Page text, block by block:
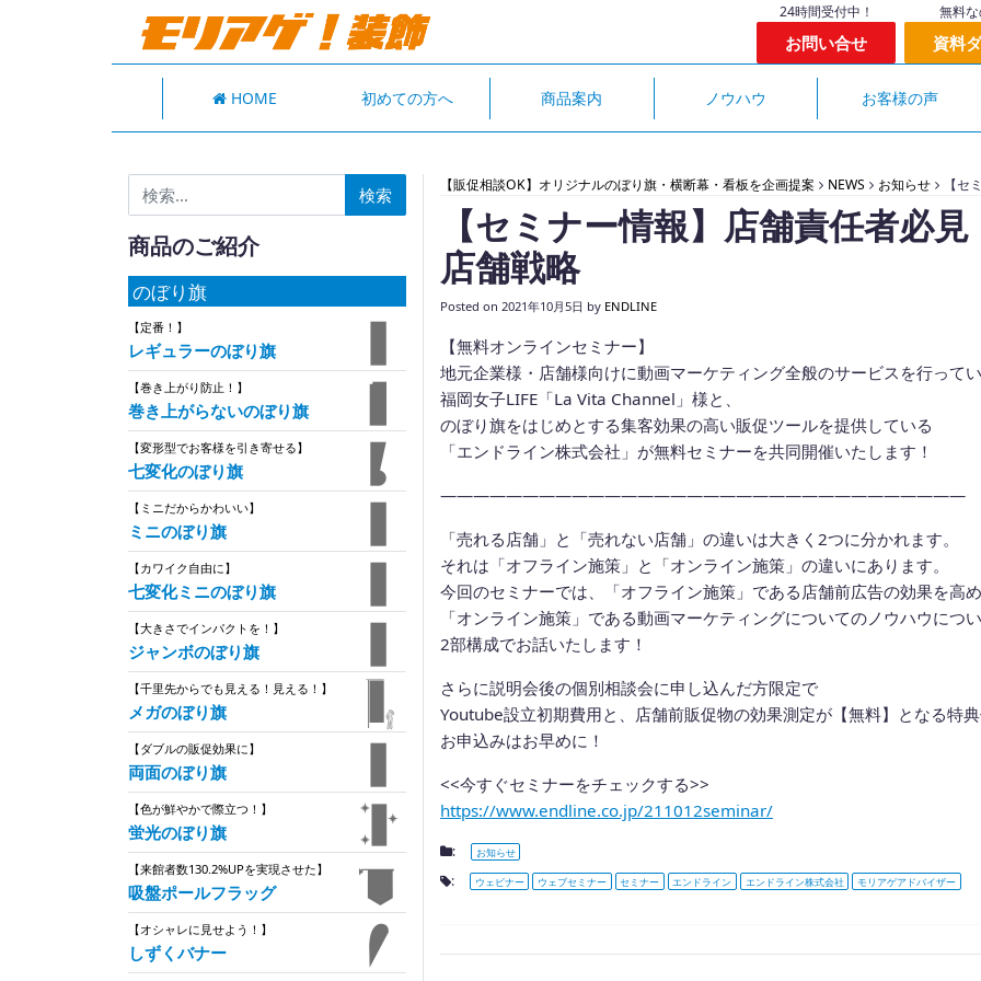
24時間受付中！
お問い合せ
無料
資料
HOME 初めての方へ 商品案内 ノウハウ お客様の声
検索:
商品のご紹介
のぼり旗
【定番！】
レギュラーのぼり旗
【巻き上がり防止！】
巻き上がらないのぼり旗
【変形型でお客様を引き寄せる】
七変化のぼり旗
【ミニだからかわいい】
ミニのぼり旗
【カワイク自由に】
七変化ミニのぼり旗
【大きさでインパクトを！】
ジャンボのぼり旗
【千里先からでも見える！見える！】
メガのぼり旗
【ダブルの販促効果に】
両面のぼり旗
【色が鮮やかで際立つ！】
蛍光のぼり旗
【来館者数130.2%UPを実現させた】
吸盤ポールフラッグ
【オシャレに見せよう！】
しずくバナー
【販促相談OK】オリジナルのぼり旗・横断幕・看板を企画提案 NEWS お知らせ 【セ
【セミナー情報】店舗責任者必
店舗戦略
Posted on 2021年10月5日 by ENDLINE
【無料オンラインセミナー】
地元企業様・店舗様向けに動画マーケティング全般のサービスを行って
福岡女子LIFE「La Vita Channel」様と、
のぼり旗をはじめとする集客効果の高い販促ツールを提供している
「エンドライン株式会社」が無料セミナーを共同開催いたします！
————————————————————————————————
「売れる店舗」と「売れない店舗」の違いは大きく2つに分かれます。
それは「オフライン施策」と「オンライン施策」の違いにあります。
今回のセミナーでは、「オフライン施策」である店舗前広告の効果を高め
「オンライン施策」である動画マーケティングについてのノウハウにつ
2部構成でお話いたします！
さらに説明会後の個別相談会に申し込んだ方限定で
Youtube設立初期費用と、店舗前販促物の効果測定が【無料】となる特典
お申込みはお早めに！
<<今すぐセミナーをチェックする>>
https://www.endline.co.jp/211012seminar/
: お知らせ
: ウェビナー ウェブセミナー セミナー エンドライン エンドライン株式会社 モリアゲアドバイザー